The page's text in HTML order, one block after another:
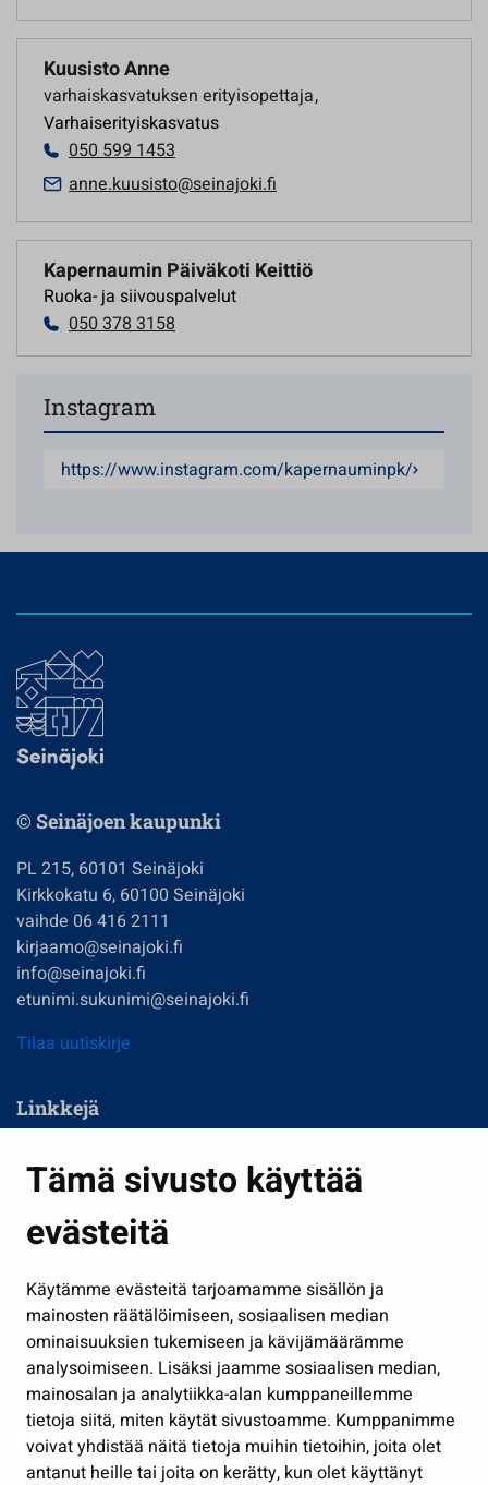
Tämä sivusto käyttää
evästeitä
Käytämme evästeitä tarjoamamme sisällön ja
mainosten räätälöimiseen, sosiaalisen median
ominaisuuksien tukemiseen ja kävijämäärämme
analysoimiseen. Lisäksi jaamme sosiaalisen median,
mainosalan ja analytiikka-alan kumppaneillemme
tietoja siitä, miten käytät sivustoamme. Kumppanimme
voivat yhdistää näitä tietoja muihin tietoihin, joita olet
antanut heille tai joita on kerätty, kun olet käyttänyt
Kuusisto Anne
varhaiskasvatuksen erityisopettaja,
Varhaiserityiskasvatus
050 599 1453
anne.kuusisto@seinajoki.fi
Kapernaumin Päiväkoti Keittiö
Ruoka- ja siivouspalvelut
050 378 3158
Instagram
https://www.instagram.com/kapernauminpk/
© Seinäjoen kaupunki
PL 215, 60101 Seinäjoki
Kirkkokatu 6, 60100 Seinäjoki
vaihde 06 416 2111
kirjaamo@seinajoki.fi
info@seinajoki.fi
etunimi.sukunimi@seinajoki.fi
Tilaa uutiskirje
Linkkejä
Kasvatus ja opetus
Kulttuuri ja liikunta
Työ ja yrittäminen
Osallistu ja asioi
Näytä omat evästeasetukseni
Seuraa meitä